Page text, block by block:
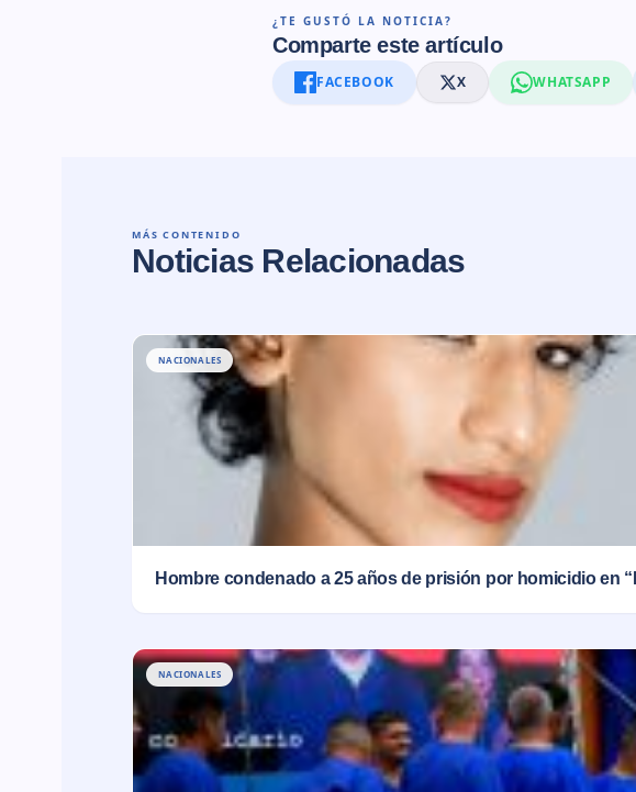
¿TE GUSTÓ LA NOTICIA?
Comparte este artículo
FACEBOOK X WHATSAPP
MÁS CONTENIDO
Noticias Relacionadas
NACIONALES
Hombre condenado a 25 años de prisión por homicidio en
NACIONALES